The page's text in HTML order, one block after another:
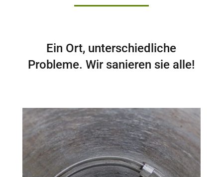
Ein Ort, unterschiedliche
Probleme. Wir sanieren sie alle!